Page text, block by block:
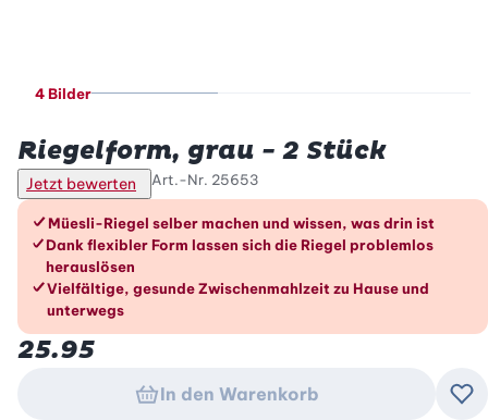
4 Bilder
Riegelform, grau - 2 Stück
Jetzt bewerten Art.-Nr. 25653
Die Vorteile im Überblick
Müesli-Riegel selber machen und wissen, was drin ist
Dank flexibler Form lassen sich die Riegel problemlos
herauslösen
Vielfältige, gesunde Zwischenmahlzeit zu Hause und
unterwegs
25.95
In den Warenkorb